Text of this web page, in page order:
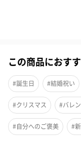
ボタニー アンビエ
料不使用。
■ ナチュラルでエキゾ
■ タイの伝統的なアプ
る深みのある、多様
■ ヴィンテージ調の手
して最適。 空間に魅
■ 環境にやさしい設計
して再利用できるボ
この商品におす
#誕生日 #結婚祝い
#クリスマス #バレ
#自分へのご褒美 #